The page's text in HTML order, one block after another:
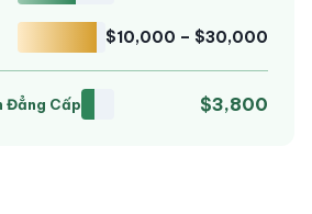
$10,000 – $30,000
Đẳng Cấp $3,800